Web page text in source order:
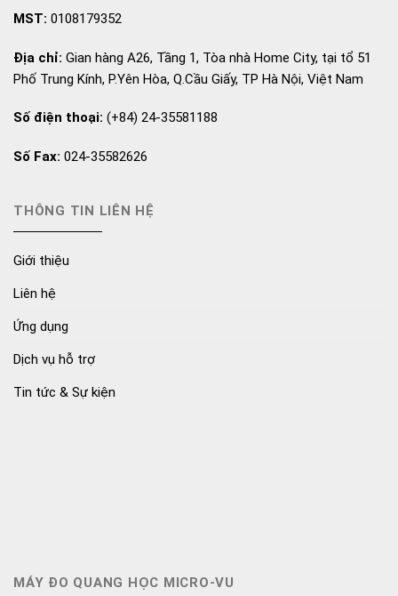
MST: 0108179352
Địa chỉ: Gian hàng A26, Tầng 1, Tòa nhà Home City, tại tổ 51
Phố Trung Kính, P.Yên Hòa, Q.Cầu Giấy, TP Hà Nội, Việt Nam
Số điện thoại: (+84) 24-35581188
Số Fax: 024-35582626
THÔNG TIN LIÊN HỆ
Giới thiệu
Liên hệ
Ứng dụng
Dịch vụ hỗ trợ
Tin tức & Sự kiện
MÁY ĐO QUANG HỌC MICRO-VU